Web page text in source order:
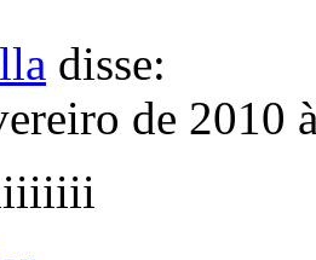
disse:
de 2010